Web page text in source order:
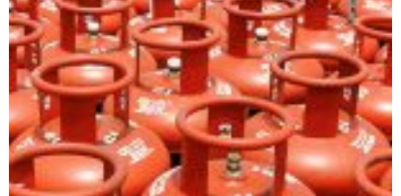
भिक्षा मागेर कारमा घुम्ने बाबाहरूलाई दाङ प्रहरीले पक्राउ,भारत
फर्कने सर्तमा रिहा,